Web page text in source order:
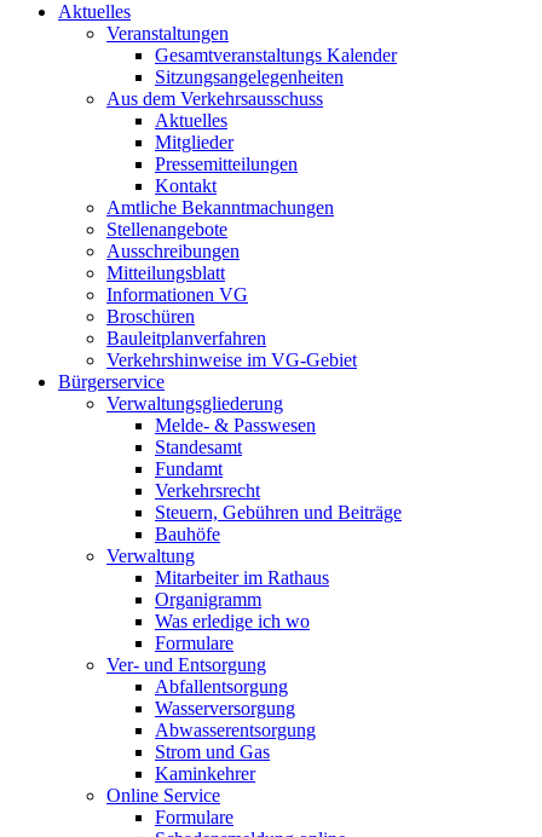
Aktuelles
Veranstaltungen
Gesamtveranstaltungs Kalender
Sitzungsangelegenheiten
Aus dem Verkehrsausschuss
Aktuelles
Mitglieder
Pressemitteilungen
Kontakt
Amtliche Bekanntmachungen
Stellenangebote
Ausschreibungen
Mitteilungsblatt
Informationen VG
Broschüren
Bauleitplanverfahren
Verkehrshinweise im VG-Gebiet
Bürgerservice
Verwaltungsgliederung
Melde- & Passwesen
Standesamt
Fundamt
Verkehrsrecht
Steuern, Gebühren und Beiträge
Bauhöfe
Verwaltung
Mitarbeiter im Rathaus
Organigramm
Was erledige ich wo
Formulare
Ver- und Entsorgung
Abfallentsorgung
Wasserversorgung
Abwasserentsorgung
Strom und Gas
Kaminkehrer
Online Service
Formulare